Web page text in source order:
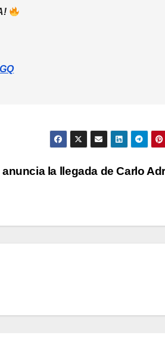
la llegada de Carlo